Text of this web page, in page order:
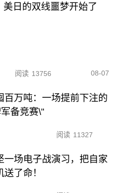
日的双线噩梦开始了
阅读 13756 08-07
百万吨：一场提前下注的
备竞赛\"
阅读 11327
一场电子战演习，把自家
送了命！